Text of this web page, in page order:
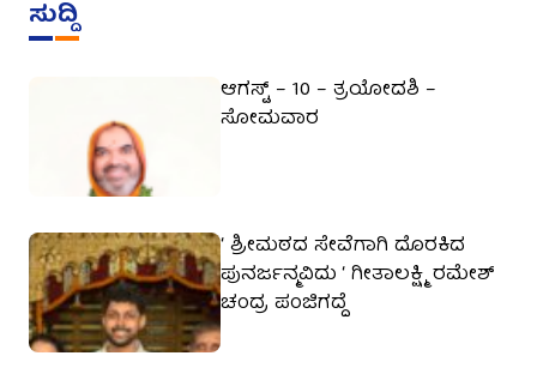
ಸುದ್ದಿ
ಆಗಸ್ಟ್ – 10 – ತ್ರಯೋದಶಿ –
ಸೋಮವಾರ
‘ ಶ್ರೀಮಠದ ಸೇವೆಗಾಗಿ ದೊರಕಿದ
ಪುನರ್ಜನ್ಮವಿದು ‘ ಗೀತಾಲಕ್ಷ್ಮಿ ರಮೇಶ್
ಚಂದ್ರ ಪಂಜಿಗದ್ದೆ